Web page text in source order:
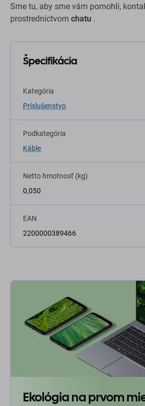
Sme tu, aby sme vám pomohli,
prostredníctvom chatu .
Špecifikácia
Kategória
Príslušenstvo
Podkategória
Káble
Netto hmotnosť (kg)
0,050
EAN
2200000389466
Ekológia na prvom